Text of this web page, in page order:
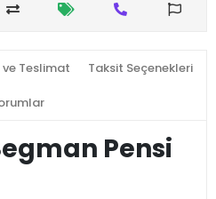
Teslimat Taksit Seçenekleri
Pensi